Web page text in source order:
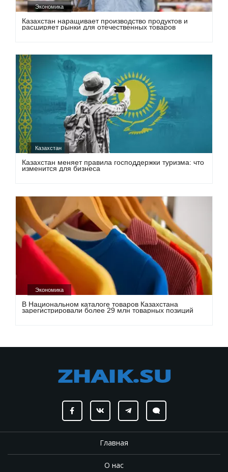
Экономика
Казахстан наращивает производство продуктов и
расширяет рынки для отечественных товаров
Казахстан
Казахстан меняет правила господдержки туризма: что
изменится для бизнеса
Экономика
В Национальном каталоге товаров Казахстана
зарегистрировали более 29 млн товарных позиций
Главная
О нас